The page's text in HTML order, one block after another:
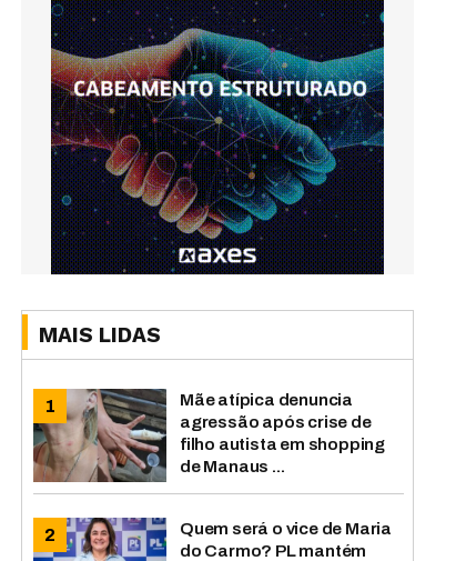
MAIS LIDAS
Mãe atípica denuncia
agressão após crise de
filho autista em shopping
de Manaus ...
Quem será o vice de Maria
do Carmo? PL mantém